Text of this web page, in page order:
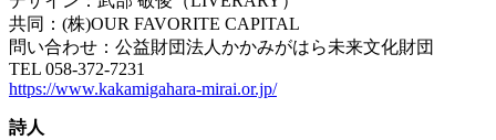
共同：(株)OUR FAVORITE CAPITAL
問い合わせ：公益財団法人かかみがはら未来文化財団
TEL 058-372-7231
https://www.kakamigahara-mirai.or.jp/
詩人